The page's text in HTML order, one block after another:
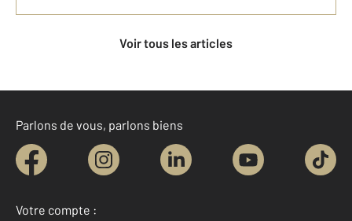
Voir tous les articles
Parlons de vous, parlons biens
Votre compte :